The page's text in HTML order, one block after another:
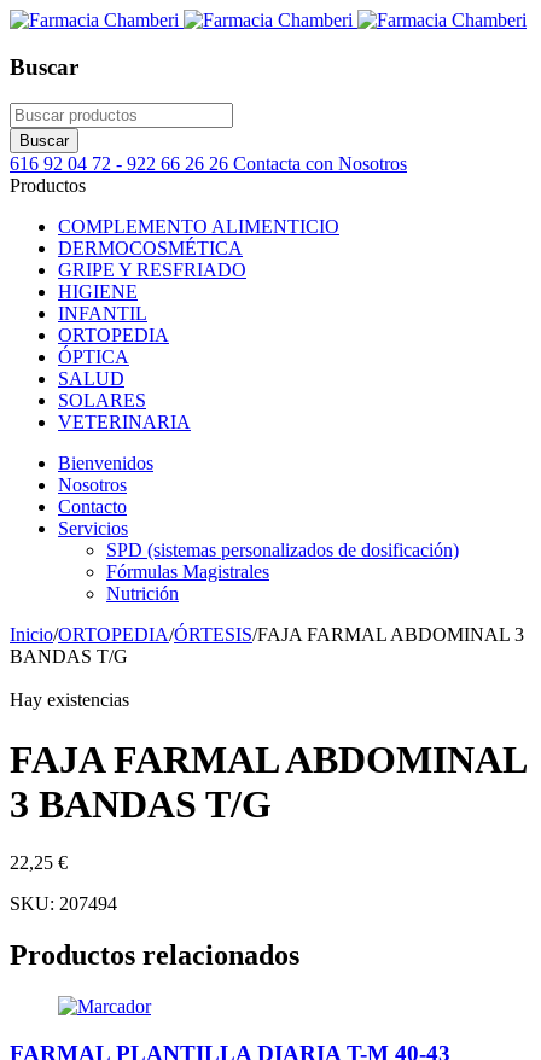
Buscar
616 92 04 72 - 922 66 26 26 Contacta con Nosotros
Productos
COMPLEMENTO ALIMENTICIO
DERMOCOSMÉTICA
GRIPE Y RESFRIADO
HIGIENE
INFANTIL
ORTOPEDIA
ÓPTICA
SALUD
SOLARES
VETERINARIA
Bienvenidos
Nosotros
Contacto
Servicios
SPD (sistemas personalizados de dosificación)
Fórmulas Magistrales
Nutrición
Inicio/ORTOPEDIA/ÓRTESIS/FAJA FARMAL ABDOMINAL 3
BANDAS T/G
Hay existencias
FAJA FARMAL ABDOMINAL
3 BANDAS T/G
22,25 €
SKU: 207494
Productos relacionados
FARMAL PLANTILLA DIARIA T-M 40-43